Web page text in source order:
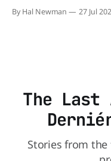
ainsi que leur utilisation. Dans un courriel transmis
By Hal Newman 27 Jul
The Last
Stories from